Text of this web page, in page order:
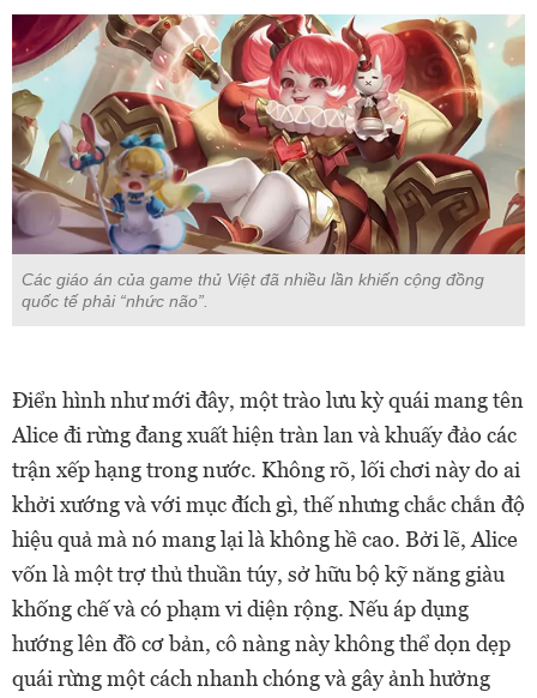
Các giáo án của game thủ Việt đã nhiều lần khiến cộng đồng
quốc tế phải “nhức não”.
Điển hình như mới đây, một trào lưu kỳ quái mang tên
Alice đi rừng đang xuất hiện tràn lan và khuấy đảo các
trận xếp hạng trong nước. Không rõ, lối chơi này do ai
khởi xướng và với mục đích gì, thế nhưng chắc chắn độ
hiệu quả mà nó mang lại là không hề cao. Bởi lẽ, Alice
vốn là một trợ thủ thuần túy, sở hữu bộ kỹ năng giàu
khống chế và có phạm vi diện rộng. Nếu áp dụng
hướng lên đồ cơ bản, cô nàng này không thể dọn dẹp
quái rừng một cách nhanh chóng và gây ảnh hưởng